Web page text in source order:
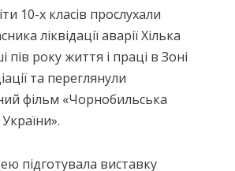
10-х класів прослухали
ліквідації аварії Хілька
пів року життя і праці в Зоні
та переглянули
фільм «Чорнобильська
підготувала виставку